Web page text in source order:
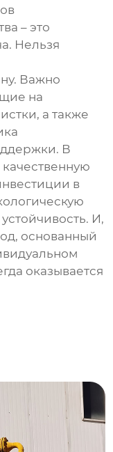
– это
Нельзя
Важно
на
а также
В
в
И,
основанный
оказывается